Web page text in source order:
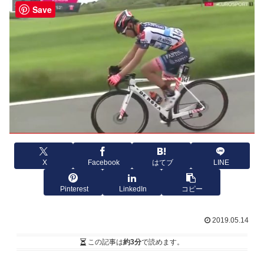
海外情報
X Facebook はてブ LINE
Pinterest LinkedIn コピー
2019.05.14
この記事は約3分で読めます。
Save